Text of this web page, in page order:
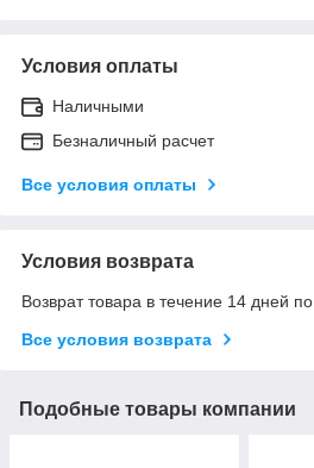
Условия оплаты
Наличными
Безналичный расчет
Все условия оплаты
Условия возврата
Возврат товара в течение 14 дней
Все условия возврата
Подобные товары компании